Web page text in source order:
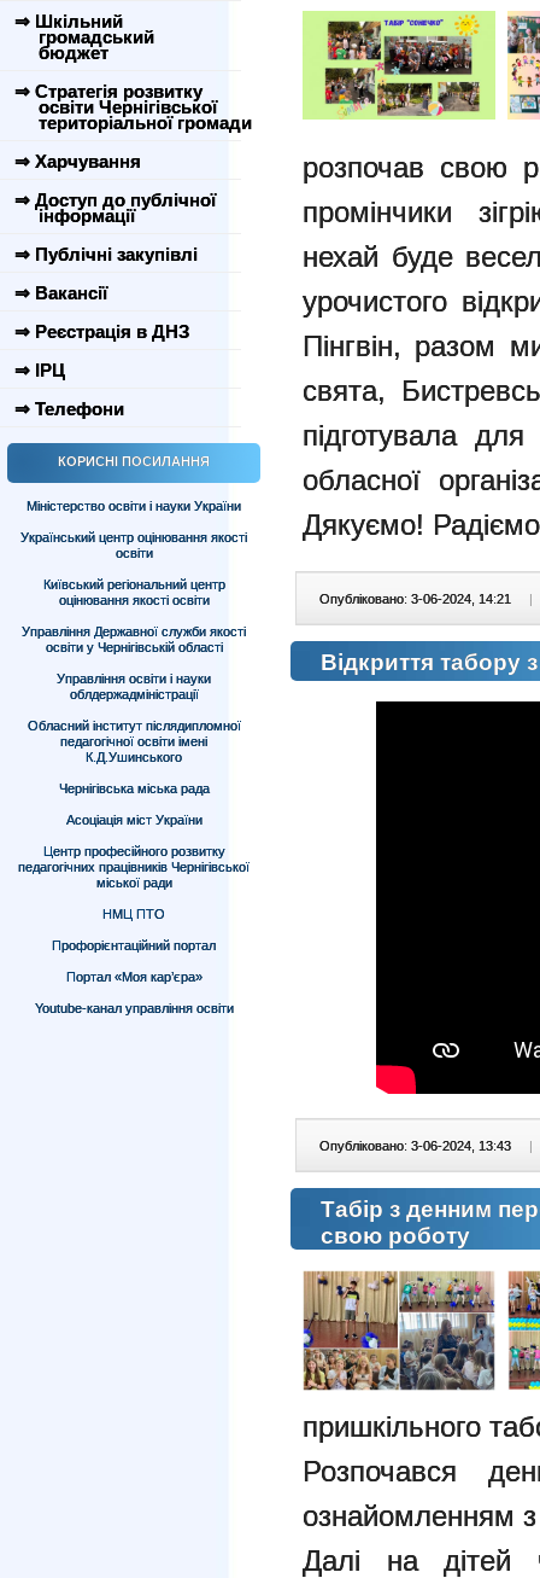
⇒ Шкільний
громадський
бюджет
⇒ Стратегія розвитку
освіти Чернігівської
територіальної громади
⇒ Харчування
⇒ Доступ до публічної
інформації
⇒ Публічні закупівлі
⇒ Вакансії
⇒ Реєстрація в ДНЗ
⇒ ІРЦ
⇒ Телефони
КОРИСНІ ПОСИЛАННЯ
Міністерство освіти і науки України
Український центр оцінювання якості
освіти
Київський регіональний центр
оцінювання якості освіти
Управління Державної служби якості
освіти у Чернігівській області
Управління освіти і науки
облдержадміністрації
Обласний інститут післядипломної
педагогічної освіти імені
К.Д.Ушинського
Чернігівська міська рада
Асоціація міст України
Центр професійного розвитку
педагогічних працівників Чернігівської
міської ради
НМЦ ПТО
Профорієнтаційний портал
Портал «Моя кар’єра»
Youtube-канал управління освіти
розпочав свою
промінчики
нехай буде
урочистого
Пінгвін, разом
свята,
підготувала
обласної
Дякуємо! Радіємо
Опубліковано: 3-06-2024, 14:21 |
Відкриття
Опубліковано: 3-06-2024, 13:43 |
Табір з денним
свою роботу
пришкільного
Розпочався
ознайомленням
Далі на дітей